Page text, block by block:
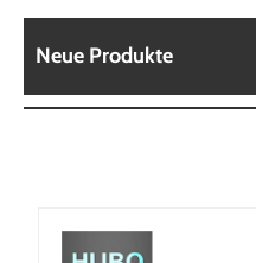
Neue Produkte